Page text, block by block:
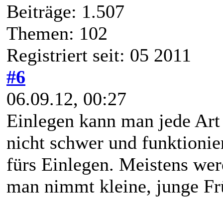
Beiträge: 1.507
Themen: 102
Registriert seit: 05 2011
#6
06.09.12, 00:27
Einlegen kann man jede
nicht schwer und
fürs Einlegen. Meistens
man nimmt kleine, junge